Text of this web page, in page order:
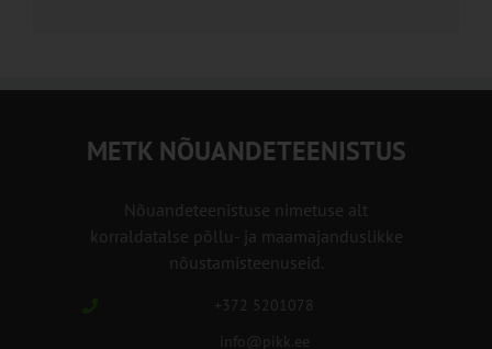
METK NÕUANDETEENISTUS
Nõuandeteenistuse nimetuse alt
korraldatalse põllu- ja maamajanduslikke
nõustamisteenuseid.
+372 5201078
info@pikk.ee